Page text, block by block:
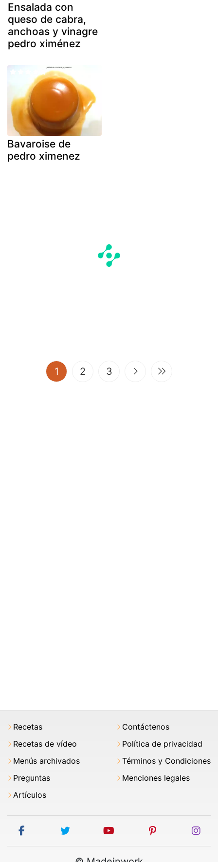
Ensalada con
queso de cabra,
anchoas y vinagre
pedro ximénez
Bavaroise de
pedro ximenez
1 (current)
2 3
Recetas
Recetas de vídeo
Menús archivados
Preguntas
Artículos
Contáctenos
Política de privacidad
Términos y Condiciones
Menciones legales
facebook twitter youtube pinterest